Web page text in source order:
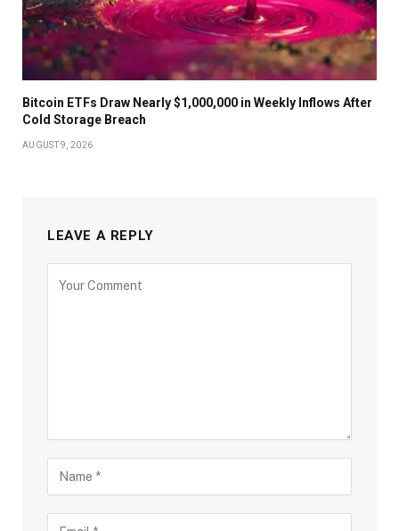
Bitcoin ETFs Draw Nearly $1,000,000 in Weekly Inflows After
Cold Storage Breach
AUGUST 9, 2026
LEAVE A REPLY